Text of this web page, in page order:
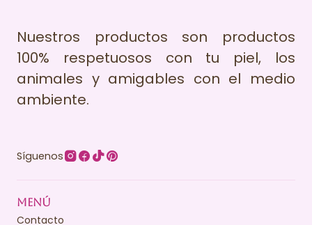
Nuestros productos son productos
100% respetuosos con tu piel, los
animales y amigables con el medio
ambiente.
Síguenos
MENÚ
Contacto